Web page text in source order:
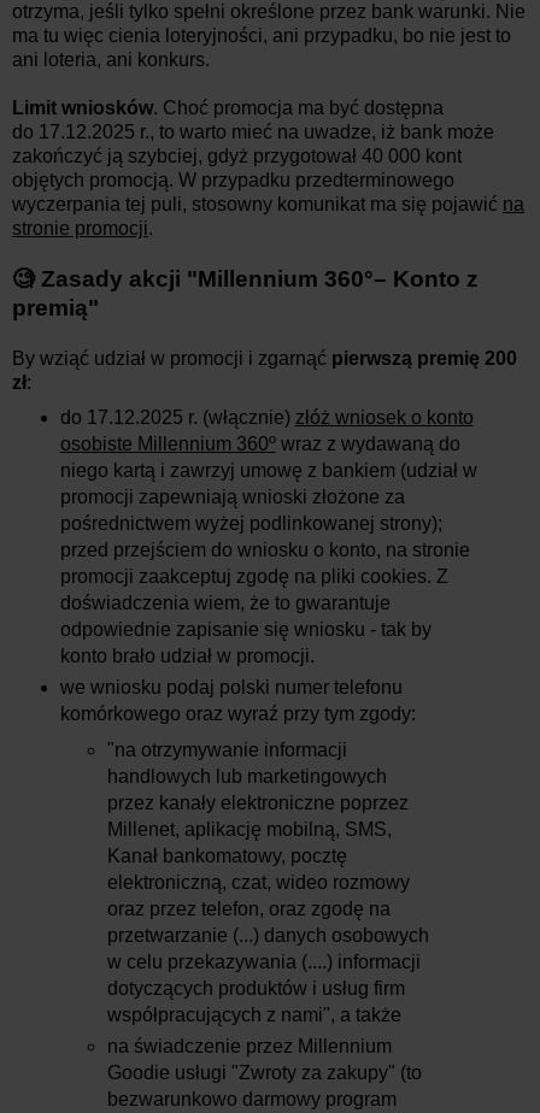
otrzyma, jeśli tylko spełni określone przez bank warunki. Nie
ma tu więc cienia loteryjności, ani przypadku, bo nie jest to
ani loteria, ani konkurs.
Limit wniosków. Choć promocja ma być dostępna
do 17.12.2025 r., to warto mieć na uwadze, iż bank może
zakończyć ją szybciej, gdyż przygotował 40 000 kont
objętych promocją. W przypadku przedterminowego
wyczerpania tej puli, stosowny komunikat ma się pojawić na
stronie promocji.
🧐 Zasady akcji "Millennium 360°– Konto z
premią"
By wziąć udział w promocji i zgarnąć pierwszą premię 200
zł:
do 17.12.2025 r. (włącznie) złóż wniosek o konto
osobiste Millennium 360ºwraz z wydawaną do
niego kartą i zawrzyj umowę z bankiem (udział w
promocji zapewniają wnioski złożone za
pośrednictwem wyżej podlinkowanej strony);
przed przejściem do wniosku o konto, na stronie
promocji zaakceptuj zgodę na pliki cookies. Z
doświadczenia wiem, że to gwarantuje
odpowiednie zapisanie się wniosku - tak by
konto brało udział w promocji.
we wniosku podaj polski numer telefonu
komórkowego oraz wyraź przy tym zgody:
"na otrzymywanie informacji
handlowych lub marketingowych
przez kanały elektroniczne poprzez
Millenet, aplikację mobilną, SMS,
Kanał bankomatowy, pocztę
elektroniczną, czat, wideo rozmowy
oraz przez telefon, oraz zgodę na
przetwarzanie (...) danych osobowych
w celu przekazywania (....) informacji
dotyczących produktów i usług firm
współpracujących z nami", a także
na świadczenie przez Millennium
Goodie usługi "Zwroty za zakupy" (to
bezwarunkowo darmowy program